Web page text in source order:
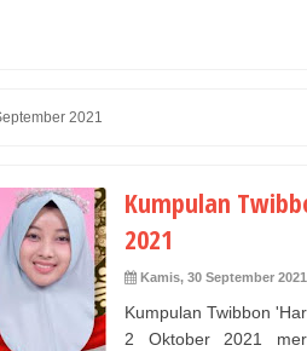
2021
Kumpulan
2021
Kamis, 30 September 2021
Kumpulan Twibbon
2 Oktober 2021